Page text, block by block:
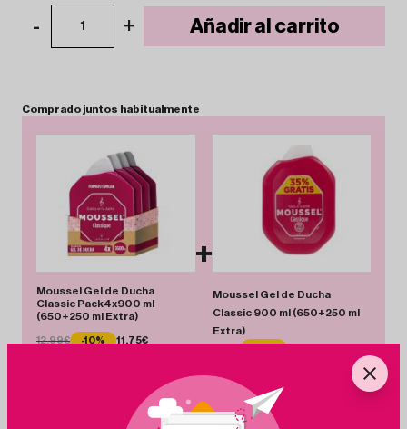
- 1 + Añadir al carrito
Comprado juntos habitualmente
Moussel Gel de Ducha
Classic Pack4x900 ml
(650+250 ml Extra)
12.99€ -10% 11.75€
+
Moussel Gel de Ducha
Classic 900 ml (650+250 ml
Extra)
Total 14.95 € Añadir Pack